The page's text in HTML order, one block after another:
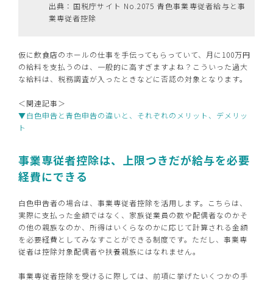
出典：国税庁サイト No.2075 青色事業専従者給与と事
業専従者控除
仮に飲食店のホールの仕事を手伝ってもらっていて、月に100万円
の給料を支払うのは、一般的に高すぎますよね？こういった過大
な給料は、税務調査が入ったときなどに否認の対象となります。
＜関連記事＞
▼白色申告と青色申告の違いと、それぞれのメリット、デメリッ
ト
事業専従者控除は、上限つきだが給与を必要
経費にできる
白色申告者の場合は、事業専従者控除を活用します。こちらは、
実際に支払った金額ではなく、家族従業員の数や配偶者なのかそ
の他の親族なのか、所得はいくらなのかに応じて計算される金額
を必要経費としてみなすことができる制度です。ただし、事業専
従者は控除対象配偶者や扶養親族にはなれません。
事業専従者控除を受けるに際しては、前項に挙げたいくつかの手